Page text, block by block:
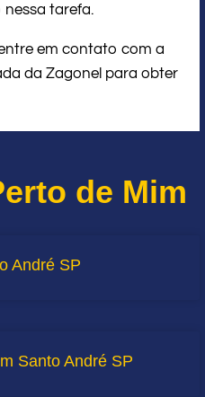
tarefa.
em contato com a
da Zagonel para obter
de Mim
André SP
Santo André SP